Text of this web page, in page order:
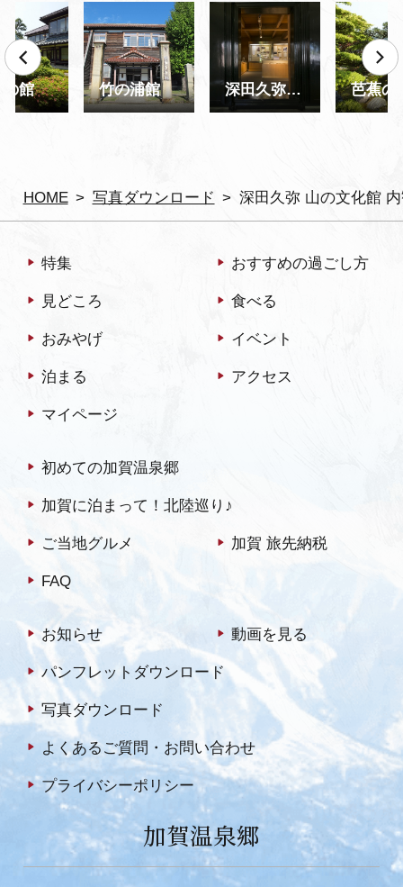
HOME 写真ダウンロード 深田久弥 山の文化館
の館 竹の浦館 深田久弥 山の文化館 内観 芭蕉の
特集 おすすめの過ごし方
見どころ 食べる
おみやげ イベント
泊まる アクセス
マイページ
初めての加賀温泉郷
加賀に泊まって！北陸巡り♪
ご当地グルメ 加賀 旅先納税
FAQ
お知らせ 動画を見る
パンフレットダウンロード
写真ダウンロード
よくあるご質問・お問い合わせ
プライバシーポリシー
加賀温泉郷